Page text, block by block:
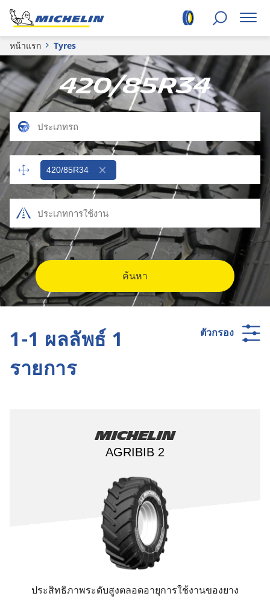
หน้าแรก Tyres
420/85R34
420/85R34
ค้นหา
ตัวกรอง
1-1 ผลลัพธ์ 1
รายการ
Michelin
AGRIBIB 2
ประสิทธิภาพระดับสูงตลอดอายุการใช้งานของยาง